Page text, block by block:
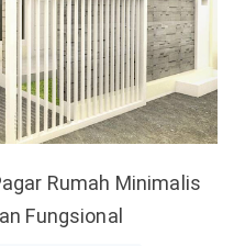
Rumah Minimalis
Fungsional